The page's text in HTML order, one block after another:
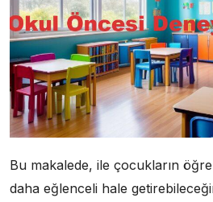
Bu makalede, ile çocukların
daha eğlenceli hale